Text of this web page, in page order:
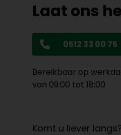
Laat ons
0512 33 00 75
Bereikbaar op
van 09:00 tot 18:00
Komt u liever